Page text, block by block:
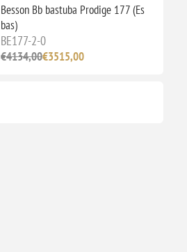
Besson Bb bastuba Prodige 177 (Es
bas)
BE177-2-0
€4134,00€3515,00